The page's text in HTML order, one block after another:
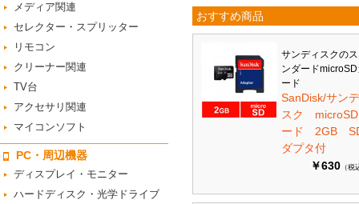
メディア関連
セレクター・スプリッター
リモコン
クリーナー関連
TV台
アクセサリ関連
マイコンソフト
PC・周辺機器
ディスプレイ・モニター
ハードディスク・光学ドライブ
おすすめ商品
サンディスクの
ンダード
ード
SanDisk/サン
スク
ード 2GB
ダプタ付
￥630 （税